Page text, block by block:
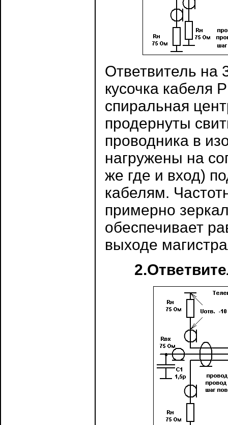
Ответвитель на
кусочка кабеля
спиральная
продернуты
проводника в
нагружены на
же где и вход)
кабелям.
примерно
обеспечивает
выходе